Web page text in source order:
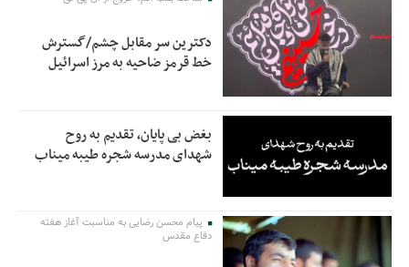
دکترین سر مقابل چشم/گسترش
خط قرمز ضاحیه به مرز اسرائیل
بغض بی پایان، تقدیم به روح
شهدای مدرسه شجره طیبه میناب
پیام محسن رضایی به مناسبت آغاز هفته
دفاع مقدس